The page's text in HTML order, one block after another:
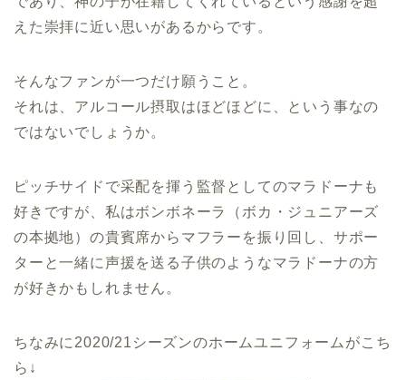
えた崇拝に近い思いがあるからです。
そんなファンが一つだけ願うこと。
それは、アルコール摂取はほどほどに、という事なの
ではないでしょうか。
ピッチサイドで采配を揮う監督としてのマラドーナも
好きですが、私はボンボネーラ（ボカ・ジュニアーズ
の本拠地）の貴賓席からマフラーを振り回し、サポー
ターと一緒に声援を送る子供のようなマラドーナの方
が好きかもしれません。
ちなみに2020/21シーズンのホームユニフォームがこち
ら↓